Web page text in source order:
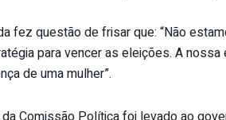
fez questão de frisar que: “Não
para vencer as eleições. A
de uma mulher”.